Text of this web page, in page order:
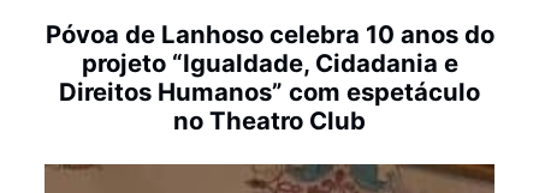
Póvoa de Lanhoso celebra 10 anos do
projeto “Igualdade, Cidadania e
Direitos Humanos” com espetáculo
no Theatro Club